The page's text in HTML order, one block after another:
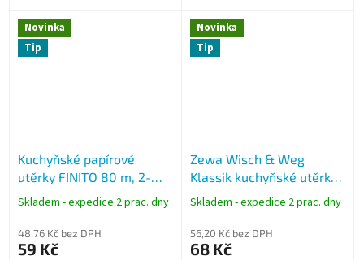
dávkování se po vytažení
jednoho...
použít, což snižuje spotřebu
papíru...
Novinka
Tip
Kuchyňské papírové
utěrky FINITO 80 m, 2-
vrstvé, 420 útržků, 100%
Skladem - expedice 2 prac. dny
48,76 Kč bez DPH
59 Kč
Novinka
Tip
Zewa Wisch & Weg
Klassik kuchyňské utěrky
2 role, 2-vrstvé, 45 útržků
Skladem - expedice 2 prac. dny
56,20 Kč bez DPH
68 Kč